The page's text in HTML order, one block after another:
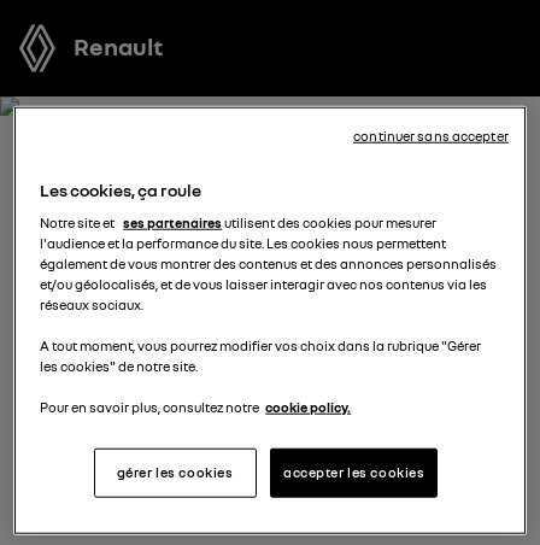
Renault
RÉSERVEZ UN ESSAI POUR
AUSTRAL FULL HYBRID E-
TECH
Réservez l’un de nos modèles pour profiter d’un essai
votre décision.
sélectionnez un distributeur
Les cookies, ça roule
Notre site et ses partenairesutilisent des cookies pour mesurer
l'audience et la performance du site. Les cookies nous permettent
également de vous montrer des contenus et des annonces personnalisés
et/ou géolocalisés, et de vous laisser interagir avec nos contenus via les
réseaux sociaux.
A tout moment, vous pourrez modifier vos choix dans la rubrique "Gérer
les cookies" de notre site.
Pour en savoir plus, consultez notre cookie policy.
accepter les cookies
gérer les cookies
continuer sans accepter